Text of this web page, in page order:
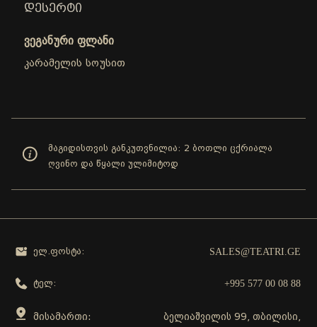
ᲓᲔᲡᲔᲠᲢᲘ
ვეგანური ფლანი
კარამელის სოუსით
მაგიდისთვის განკუთვნილია: 2 ბოთლი ცქრიალა
ღვინო და წყალი ულიმიტოდ
ელ.ფოსტა: SALES@TEATRI.GE
ტელ: +995 577 00 08 88
მისამართი: ბელიაშვილის 99, თბილისი,